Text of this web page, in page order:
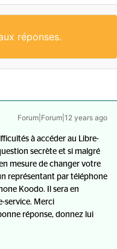
réponses.
Forum|Forum|12 years ago
à accéder au Libre-
secrète et si malgré
mesure de changer votre
représentant par téléphone
Koodo. Il sera en
service. Merci
bonne réponse, donnez lui